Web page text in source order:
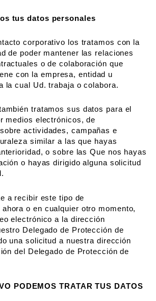
tus datos personales
corporativo los tratamos con la
de poder mantener las relaciones
o de colaboración que
con la empresa, entidad u
la cual Ud. trabaja o colabora.
tratamos sus datos para el
medios electrónicos, de
actividades, campañas e
similar a las que hayas
o sobre las Que nos hayas
o hayas dirigido alguna solicitud
a recibir este tipo de
o en cualquier otro momento,
electrónico a la dirección
Delegado de Protección de
una solicitud a nuestra dirección
del Delegado de Protección de
PODEMOS TRATAR TUS DATOS